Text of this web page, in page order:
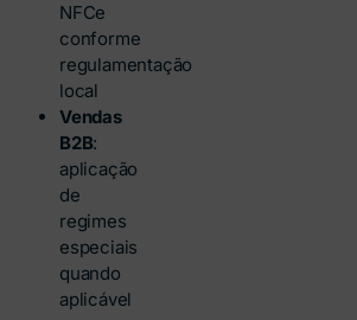
NFCe
conforme
regulamentação
local
Vendas
B2B:
aplicação
de
regimes
especiais
quando
aplicável